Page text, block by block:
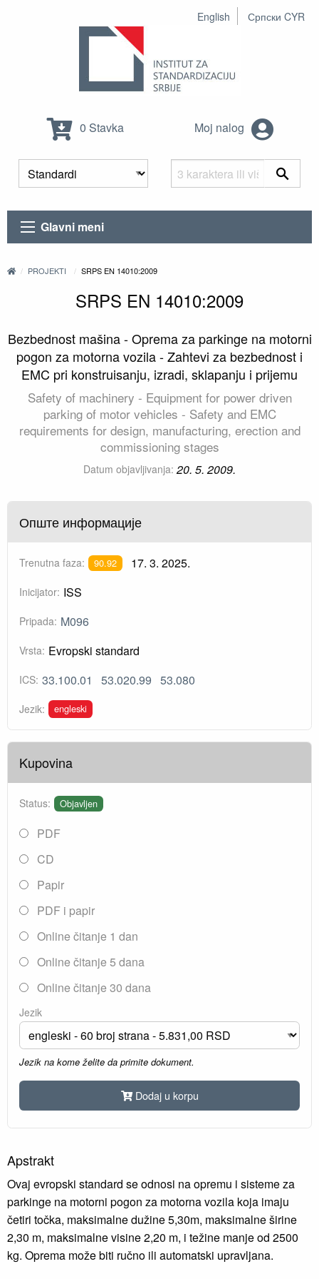
English Српски CYR
0 Stavka Moj nalog
Glavni meni
PROJEKTI SRPS EN 14010:2009
SRPS EN 14010:2009
Bezbednost mašina - Oprema za parkinge na motorni
pogon za motorna vozila - Zahtevi za bezbednost i
EMC pri konstruisanju, izradi, sklapanju i prijemu
Safety of machinery - Equipment for power driven
parking of motor vehicles - Safety and EMC
requirements for design, manufacturing, erection and
commissioning stages
Datum objavljivanja: 20. 5. 2009.
Опште информације
Trenutna faza: 90.92 17. 3. 2025.
Inicijator: ISS
Pripada: M096
Vrsta: Evropski standard
ICS: 33.100.01 53.020.99 53.080
Jezik: engleski
Kupovina
Status: Objavljen
PDF
CD
Papir
PDF i papir
Online čitanje 1 dan
Online čitanje 5 dana
Online čitanje 30 dana
Jezik
Jezik na kome želite da primite dokument.
Dodaj u korpu
Apstrakt
Ovaj evropski standard se odnosi na opremu i sisteme za
parkinge na motorni pogon za motorna vozila koja imaju
četiri točka, maksimalne dužine 5,30m, maksimalne širine
2,30 m, maksimalne visine 2,20 m, i težine manje od 2500
kg. Oprema može biti ručno ili automatski upravljana.